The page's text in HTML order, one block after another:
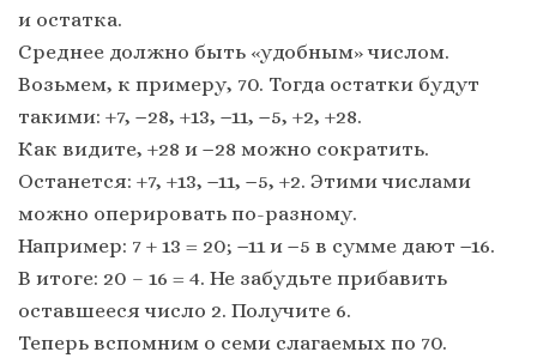
и остатка.
Среднее должно быть «удобным» числом.
Возьмем, к примеру, 70. Тогда остатки будут
такими: +7, −28, +13, −11, −5, +2, +28.
Как видите, +28 и −28 можно сократить.
Останется: +7, +13, −11, −5, +2. Этими числами
можно оперировать по-разному.
Например: 7 + 13 = 20; −11 и −5 в сумме дают −16.
В итоге: 20 – 16 = 4. Не забудьте прибавить
оставшееся число 2. Получите 6.
Теперь вспомним о семи слагаемых по 70.